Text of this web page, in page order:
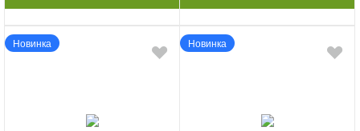
Новинка Новинка